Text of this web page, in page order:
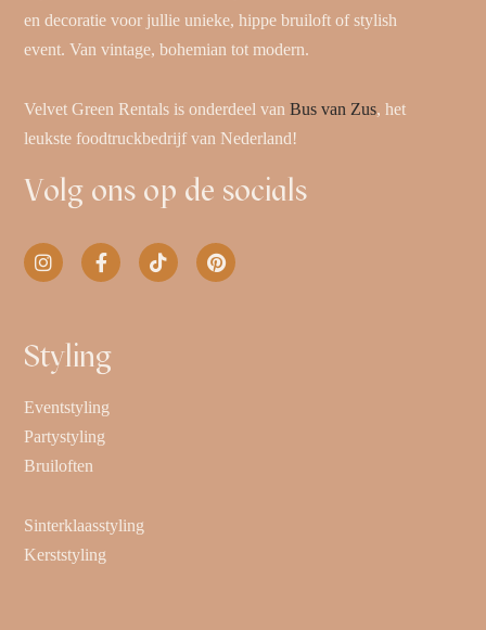
en decoratie voor jullie unieke, hippe bruiloft of stylish
event. Van vintage, bohemian tot modern.
Velvet Green Rentals is onderdeel vanBus van Zus, het
leukste foodtruckbedrijf van Nederland!
Volg ons op de socials
Styling
Eventstyling
Partystyling
Bruiloften
Sinterklaasstyling
Kerststyling